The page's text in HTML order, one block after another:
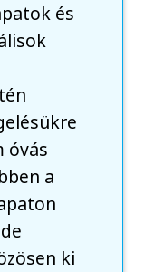
és
óvás
a
ki